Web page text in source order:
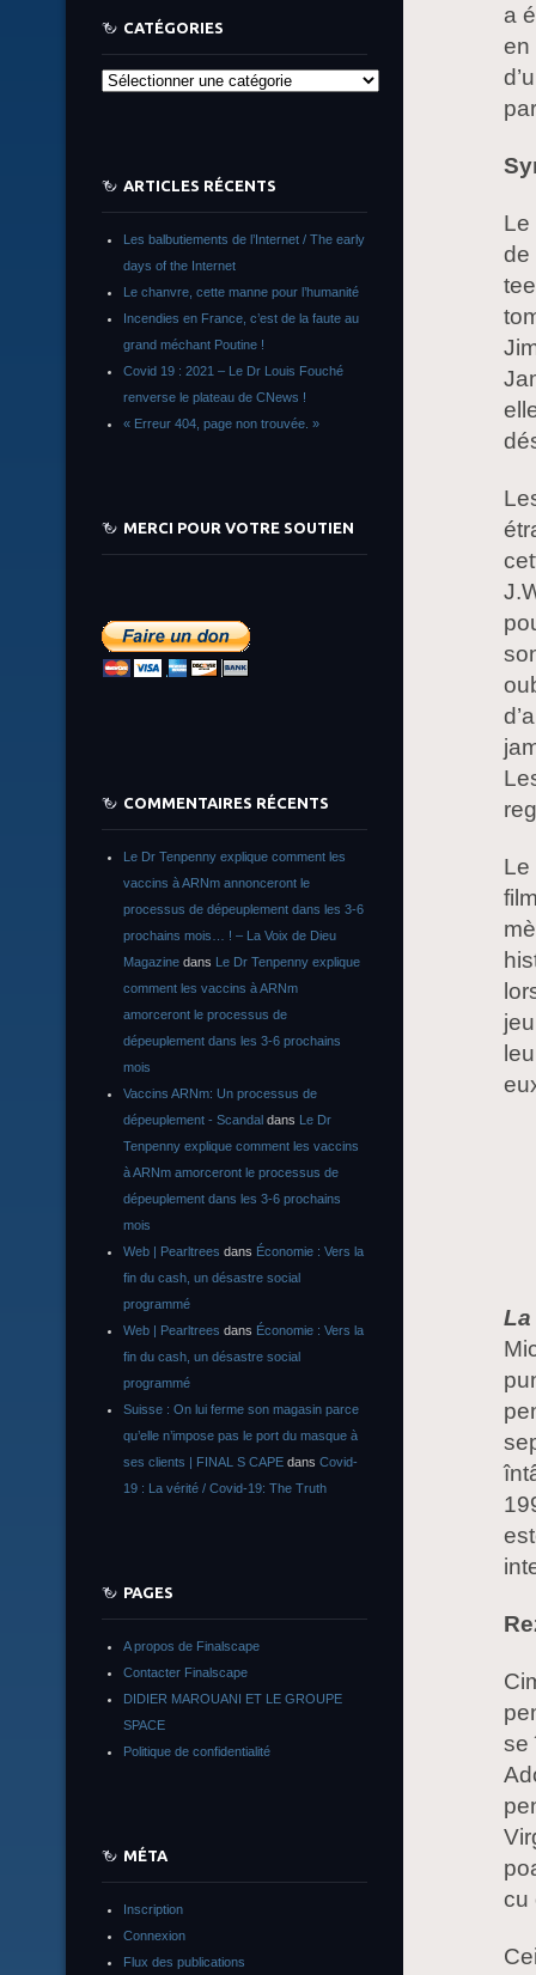
a
en
Le
de
Le
La
se
cu
CATÉGORIES
Catégories
ARTICLES RÉCENTS
Les balbutiements de l’Internet / The early
days of the Internet
Le chanvre, cette manne pour l’humanité
Incendies en France, c’est de la faute au
grand méchant Poutine !
Covid 19 : 2021 – Le Dr Louis Fouché
renverse le plateau de CNews !
« Erreur 404, page non trouvée. »
MERCI POUR VOTRE SOUTIEN
COMMENTAIRES RÉCENTS
Le Dr Tenpenny explique comment les
vaccins à ARNm annonceront le
processus de dépeuplement dans les 3-6
prochains mois… ! – La Voix de Dieu
Magazine dans Le Dr Tenpenny explique
comment les vaccins à ARNm
amorceront le processus de
dépeuplement dans les 3-6 prochains
mois
Vaccins ARNm: Un processus de
dépeuplement - Scandal dans Le Dr
Tenpenny explique comment les vaccins
à ARNm amorceront le processus de
dépeuplement dans les 3-6 prochains
mois
Web | Pearltrees dans Économie : Vers la
fin du cash, un désastre social
programmé
Web | Pearltrees dans Économie : Vers la
fin du cash, un désastre social
programmé
Suisse : On lui ferme son magasin parce
qu’elle n’impose pas le port du masque à
ses clients | FINAL S CAPE dans Covid-
19 : La vérité / Covid-19: The Truth
PAGES
A propos de Finalscape
Contacter Finalscape
DIDIER MAROUANI ET LE GROUPE
SPACE
Politique de confidentialité
MÉTA
Inscription
Connexion
Flux des publications